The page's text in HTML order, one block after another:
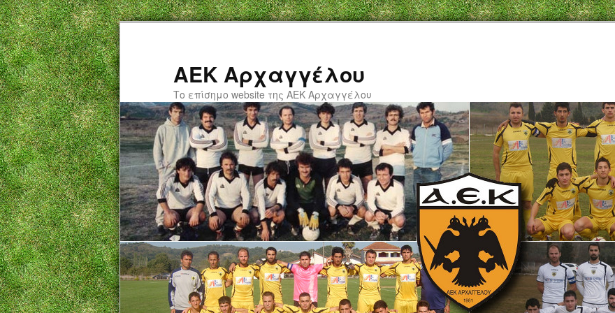
ΑΕΚ Αρχαγγέλου
Το επίσημο website της ΑΕΚ Αρχαγγέλου